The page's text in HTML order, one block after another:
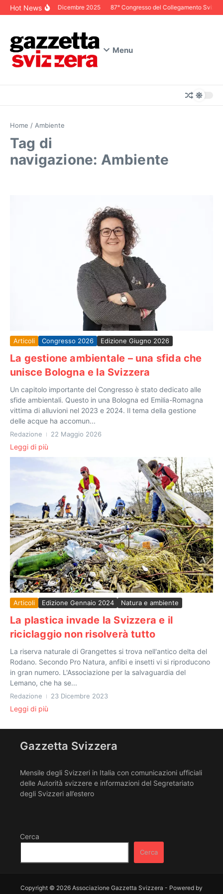
Salta al contenuto
Hot NewsEditoriale Dicembre 2025 87° Congresso del Collegamento
Menu
Home / Ambiente
Tag di
navigazione: Ambiente
Articoli Congresso 2026 Edizione Giugno 2026
La gestione ambientale – una sfida che
unisce Bologna e la Svizzera
Un capitolo importante del Congresso è stato dedicato alle
sfide ambientali. Questo in una Bologna ed Emilia-Romagna
vittima di alluvioni nel 2023 e 2024. Il tema della gestione
delle acque ha accomun...
Redazione 22 Maggio 2026
Leggi di più
Articoli Edizione Gennaio 2024 Natura e ambiente
La plastica invade la Svizzera e il
riciclaggio non risolverà tutto
La riserva naturale di Grangettes si trova nell'antico delta del
Rodano. Secondo Pro Natura, anfibi e insetti vi si riproducono
in gran numero. L'Associazione per la salvaguardia del
Lemano, che ha se...
Redazione 23 Dicembre 2023
Leggi di più
Gazzetta Svizzera
Mensile degli Svizzeri in Italia con comunicazioni ufficiali
delle Autorità svizzere e informazioni del Segretariato
degli Svizzeri all’estero
Cerca
Cerca
Copyright © 2026 Associazione Gazzetta Svizzera - Powered by